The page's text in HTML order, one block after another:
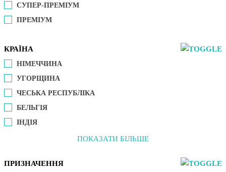
СУПЕР-ПРЕМІУМ
ПРЕМІУМ
КРАЇНА
НІМЕЧЧИНА
УГОРЩИНА
ЧЕСЬКА РЕСПУБЛІКА
БЕЛЬГІЯ
ІНДІЯ
ПОКАЗАТИ БІЛЬШЕ
ПРИЗНАЧЕННЯ